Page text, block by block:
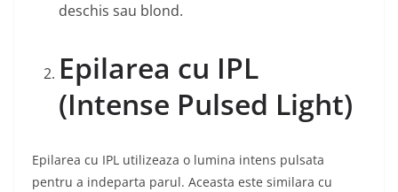
deschis sau blond.
Epilarea cu IPL
(Intense Pulsed Light)
Epilarea cu IPL utilizeaza o lumina intens pulsata
pentru a indeparta parul. Aceasta este similara cu